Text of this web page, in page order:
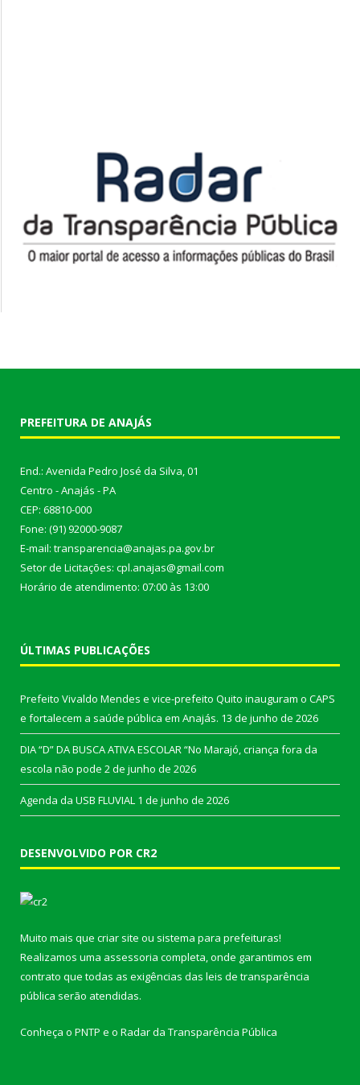
PREFEITURA DE ANAJÁS
End.: Avenida Pedro José da Silva, 01
Centro - Anajás - PA
CEP: 68810-000
Fone: (91) 92000-9087
E-mail: transparencia@anajas.pa.gov.br
Setor de Licitações: cpl.anajas@gmail.com
Horário de atendimento: 07:00 às 13:00
ÚLTIMAS PUBLICAÇÕES
Prefeito Vivaldo Mendes e vice-prefeito Quito inauguram o CAPS
e fortalecem a saúde pública em Anajás. 13 de junho de 2026
DIA “D” DA BUSCA ATIVA ESCOLAR “No Marajó, criança fora da
escola não pode 2 de junho de 2026
Agenda da USB FLUVIAL 1 de junho de 2026
DESENVOLVIDO POR CR2
Muito mais que criar site ou sistema para prefeituras!
Realizamos uma assessoria completa, onde garantimos em
contrato que todas as exigências das leis de transparência
pública serão atendidas.
Conheça o PNTP e o Radar da Transparência Pública